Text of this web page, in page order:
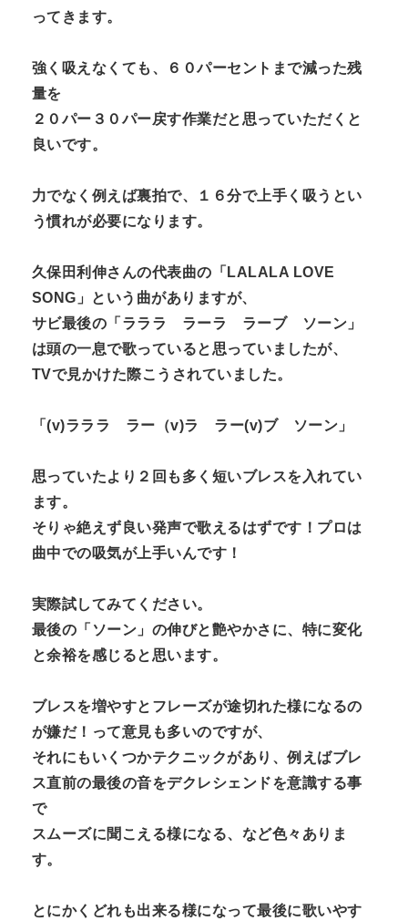
ってきます。
強く吸えなくても、６０パーセントまで減った残
量を
２０パー３０パー戻す作業だと思っていただくと
良いです。
力でなく例えば裏拍で、１６分で上手く吸うとい
う慣れが必要になります。
久保田利伸さんの代表曲の「LALALA LOVE
SONG」という曲がありますが、
サビ最後の「ラララ ラーラ ラーブ ソーン」
は頭の一息で歌っていると思っていましたが、
TVで見かけた際こうされていました。
「(v)ラララ ラー（v)ラ ラー(v)ブ ソーン」
思っていたより２回も多く短いブレスを入れてい
ます。
そりゃ絶えず良い発声で歌えるはずです！プロは
曲中での吸気が上手いんです！
実際試してみてください。
最後の「ソーン」の伸びと艶やかさに、特に変化
と余裕を感じると思います。
ブレスを増やすとフレーズが途切れた様になるの
が嫌だ！って意見も多いのですが、
それにもいくつかテクニックがあり、例えばブレ
ス直前の最後の音をデクレシェンドを意識する事
で
スムーズに聞こえる様になる、など色々ありま
す。
とにかくどれも出来る様になって最後に歌いやす